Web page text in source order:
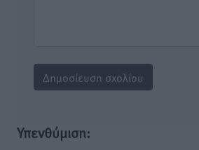
Υπενθύμιση: